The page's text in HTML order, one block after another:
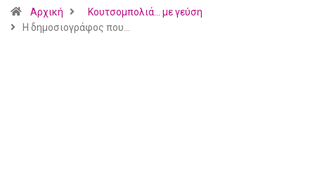
Αρχική
Κουτσομπολιά... με γεύση
H δημοσιογράφος που…